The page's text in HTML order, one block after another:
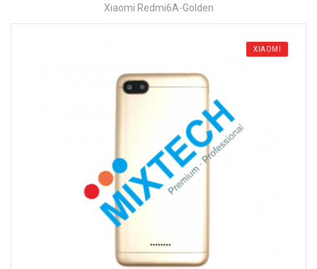
Xiaomi Redmi6A-Golden
XIAOMI